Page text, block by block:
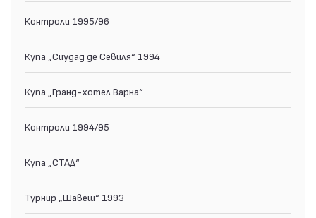
Контроли 1995/96
Купа „Сиудад де Севиля“ 1994
Купа „Гранд-хотел Варна“
Контроли 1994/95
Купа „СТАД“
Турнир „Шавеш“ 1993